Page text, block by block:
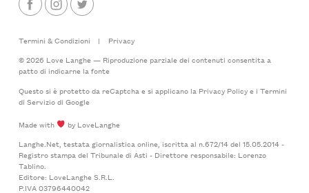
Termini & Condizioni |
Privacy
© 2026 Love Langhe — Riproduzione parziale dei contenuti consentita a
patto di indicarne la fonte
Questo si è protetto da reCaptcha e si applicano la Privacy Policye i Termini
di Serviziodi Google
Made with
by LoveLanghe
Langhe.Net, testata giornalistica online, iscritta al n.672/14 del 15.05.2014 -
Registro stampa del Tribunale di Asti - Direttore responsabile: Lorenzo
Tablino.
Editore: LoveLanghe S.R.L.
P.IVA 03796440042